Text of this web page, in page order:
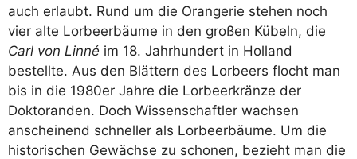
auch erlaubt. Rund um die Orangerie stehen noch
vier alte Lorbeerbäume in den großen Kübeln, die
Carl von Linné im 18. Jahrhundert in Holland
bestellte. Aus den Blättern des Lorbeers flocht man
bis in die 1980er Jahre die Lorbeerkränze der
Doktoranden. Doch Wissenschaftler wachsen
anscheinend schneller als Lorbeerbäume. Um die
historischen Gewächse zu schonen, bezieht man die